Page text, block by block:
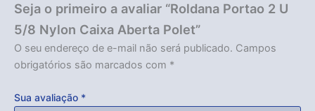
Seja o primeiro a avaliar “Roldana Portao 2 U
5/8 Nylon Caixa Aberta Polet”
O seu endereço de e-mail não será publicado. Campos
obrigatórios são marcados com *
Sua avaliação *